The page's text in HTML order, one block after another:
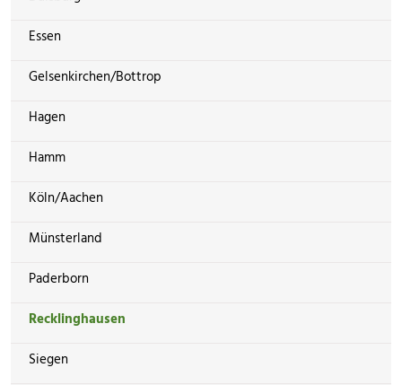
Essen
Gelsenkirchen/Bottrop
Hagen
Hamm
Köln/Aachen
Münsterland
Paderborn
Recklinghausen
Siegen